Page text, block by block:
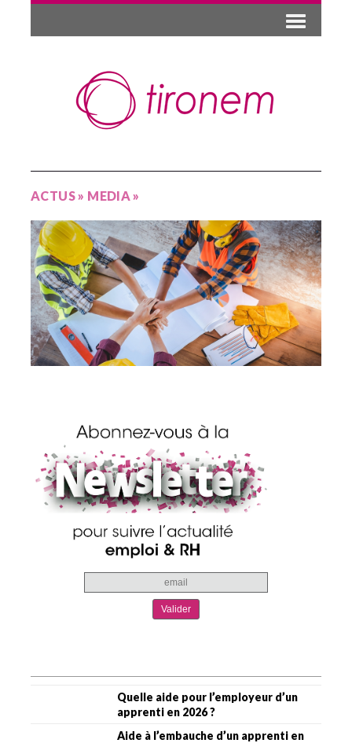
ACTUS» MEDIA»
Quelle aide pour l’employeur d’un
apprenti en 2026 ?
Aide à l’embauche d’un apprenti en